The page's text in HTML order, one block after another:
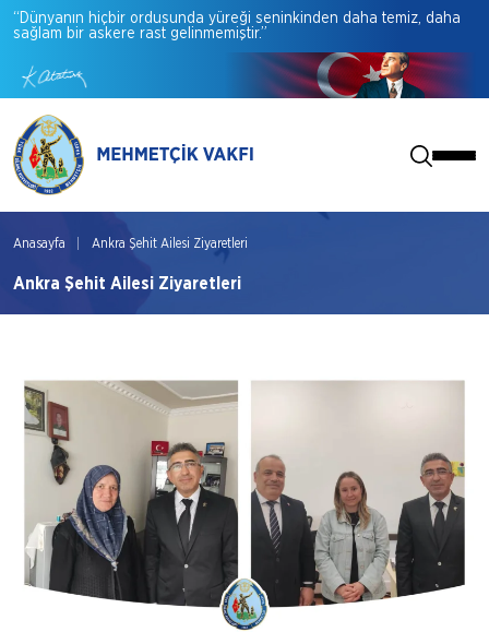
“Dünyanın hiçbir ordusunda yüreği seninkinden daha temiz, daha
sağlam bir askere rast gelinmemiştir.”
Anasayfa Ankra Şehit Ailesi Ziyaretleri
Ankra Şehit Ailesi Ziyaretleri